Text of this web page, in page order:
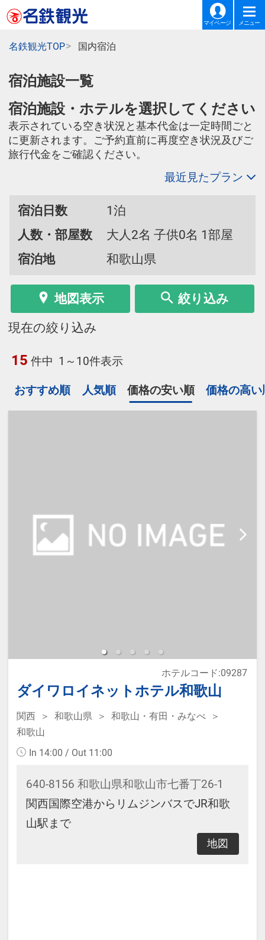
マイページ メニュー
名鉄観光TOP 国内宿泊
宿泊施設一覧
宿泊施設・ホテルを選択してください
表示されている空き状況と基本代金は一定時間ごと
に更新されます。ご予約直前に再度空き状況及びご
旅行代金をご確認ください。
最近見たプラン
宿泊日数
1泊
人数・部屋数
大人2名 子供0名 1部屋
宿泊地
和歌山県
地図表示 絞り込み
現在の絞り込み
15 件中 1～10件表示
おすすめ順 人気順 価格の安い順 価格の高い
ダイワロイネットホテル和歌山
ホテルコード:09287
関西 和歌山県
和歌山・有田・みなべ
和歌山
In 14:00 / Out 11:00
640-8156 和歌山県和歌山市七番丁26-1
関西国際空港からリムジンバスでJR和歌
山駅まで
地図